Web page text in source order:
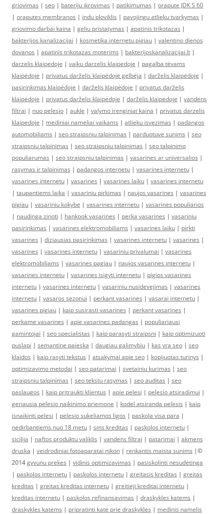
griovimas | seo | bateriju ikrovimas | patikimumas | orapute JDK S 60
| oraputes membranos | indu ploviklis | pavojingu atlieku tvarkymas |
griovimo darbai kaina | geliu pristatymas | apatinis trikotazas |
bakterijos kanalizacijai | kosmetika internetu pigiau | valentino dienos
dovanos | apatinis trikotazas moterims | bakterijoskanalizacijai.lt |
darzelis klaipedoje | vaiku darzelis klaipedoje | pagalba tėvams
klaipėdoje | privatus darželis klaipėdoje gelbėja | darželis klaipėdoje |
pasirinkimas klaipėdoje | darželis klaipėdoje | privatus darželis
klaipėdoje | privatus darželis klaipėdoje | darželis klaipėdoje | vandens
filtrai | nuo pelesio | aukle | valymo irenginiai kaina | privatus darzelis
klaipedoje | mediniai nameliai vaikams | atlieku isvezimas | padangos
automobiliams | seo straipsniu talpinimas | parduotuve sunims | seo
straipsniu talpinimas | seo straipsniu talpinimas | seo talpinimo
populiarumas | seo straipsniu talpinimas | vasarines ar universalios |
rasymas ir talpinimas | padangos internetu | vasarines internetu |
vasarines internetu | vasarines | vasarines laiku | vasarines internetu
| taupantiems laika | vasariniu pirkimas | naujos vasarines | vasarines
pigiau | vasariniu kokybe | vasarines internetu | vasarines populiarios
| naudinga zinoti | hankook vasarines | perka vasarines | vasariniu
pasirinkimas | vasarines elektromobiliams | vasarines laiku | pirkti
vasarines | diziausias pasirinkimas | vasarines internetu | vasarines |
vasarines | vasarines internetu | vasariniu privalumai | vasarines
elektromobiliams | vasarines pagiau | naujos vasarines internetu |
vasarines internetu | vasarines isigyti internetu | pigios vasarines
internetu | vasarines internetu | vasariniu nusidevejimas | vasarines
internetu | vasaros sezonui | perkant vasarines | vasarai internetu |
vasarines pigiau | kaip susirasti vasarines | perkant vasarines |
perkame vasarines | apie vasarines padangas | populiariausi
gamintojai | seo specialistas | kaip parasyti straipsni | kaip optimizuoti
puslapi | semantine paieska | daugiau galimybiu | kas yra seo | seo
klaidos | kaip rasyti tekstus | atsakymai apie seo | kopijuotas turinys |
optimizavimo metodai | seo patarimai | svetainiu kurimas | seo
straipsniu talpinimas | seo tekstu rasymas | seo auditas | seo
paslaugos | kaip pritraukti klientus | apie pelesi | pelesio atsiradimui |
geriausia pelesio naikinimo priemone | kodel atsiranda pelesis | kaip
isnaikinti pelesi | pelesio sukeliamos ligos | paskola visa para |
nedirbantiems nuo 18 metu | sms kreditas | paskolos internetu |
sicilija | naftos produktu valiklis | vandens filtrai | patarimai | akmens
druska | veidrodiniai fotoaparatai nikon | renkantis maista sunims |©
2014gyvunu prekes | vidinis optimizavimas | pasiskolinti nesudėtinga
| paskolos internetu | paskolos internetu | greitasis kreditas | greitas
kreditas | greitas kreditas internetu | greitieji kreditai internetu |
kreditas internetu | paskolos refinansavimas | draskykles katems |
draskykles katems | pripratinti kate prie draskykles | medinis namelis